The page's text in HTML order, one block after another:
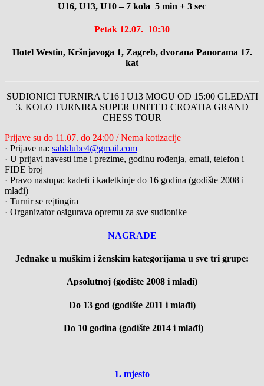
U16, U13, U10 – 7 kola 5 min + 3 sec
Petak 12.07. 10:30
Hotel Westin, Kršnjavoga 1, Zagreb, dvorana Panorama 17.
kat
SUDIONICI TURNIRA U16 I U13 MOGU OD 15:00 GLEDATI
3. KOLO TURNIRA SUPER UNITED CROATIA GRAND
CHESS TOUR
Prijave su do 11.07. do 24:00 / Nema kotizacije
· Prijave na: sahklube4@gmail.com
· U prijavi navesti ime i prezime, godinu rođenja, email, telefon i
FIDE broj
· Pravo nastupa: kadeti i kadetkinje do 16 godina (godište 2008 i
mlađi)
· Turnir se rejtingira
· Organizator osigurava opremu za sve sudionike
NAGRADE
Jednake u muškim i ženskim kategorijama u sve tri grupe:
Apsolutnoj (godište 2008 i mlađi)
Do 13 god (godište 2011 i mlađi)
Do 10 godina (godište 2014 i mlađi)
1. mjesto